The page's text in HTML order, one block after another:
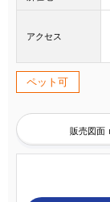
アクセス
ペット可
販売図面